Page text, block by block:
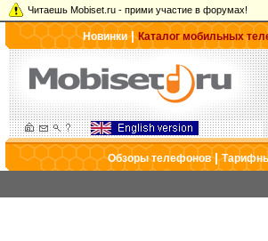
Читаешь Mobiset.ru - прими участие в форумах!
Новинки|Каталог мобильных
Обзоры телефонов|